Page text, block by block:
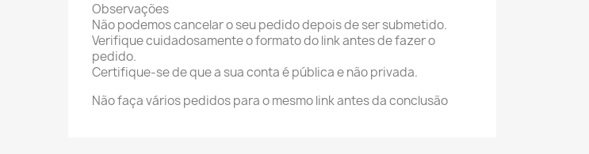
Observações
Não podemos cancelar o seu pedido depois de ser submetido.
Verifique cuidadosamente o formato do link antes de fazer o
pedido.
Certifique-se de que a sua conta é pública e não privada.
Não faça vários pedidos para o mesmo link antes da conclusão